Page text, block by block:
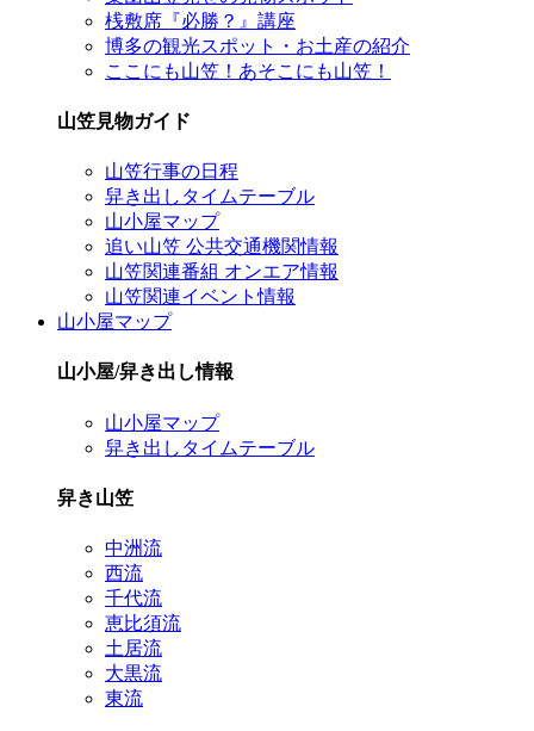
桟敷席『必勝？』講座
博多の観光スポット・お土産の紹介
ここにも山笠！あそこにも山笠！
山笠見物ガイド
山笠行事の日程
舁き出しタイムテーブル
山小屋マップ
追い山笠 公共交通機関情報
山笠関連番組 オンエア情報
山笠関連イベント情報
山小屋マップ
山小屋/舁き出し情報
山小屋マップ
舁き出しタイムテーブル
舁き山笠
中洲流
西流
千代流
恵比須流
土居流
大黒流
東流